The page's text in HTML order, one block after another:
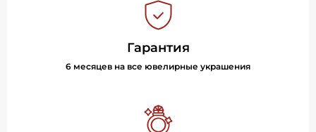
Гарантия
6 месяцев на все ювелирные украшения